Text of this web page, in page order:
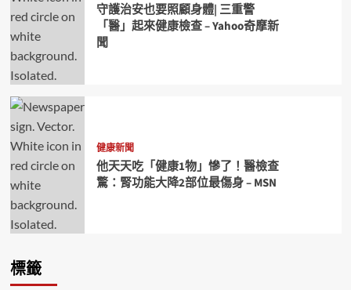
守護治安也要照顧身體| 三重警
「醫」起來健康檢查 – Yahoo奇摩新
聞
健康新聞
他天天吃「健康1物」慘了！醫檢查
驚：腎功能大降2部位最傷身 – MSN
標籤